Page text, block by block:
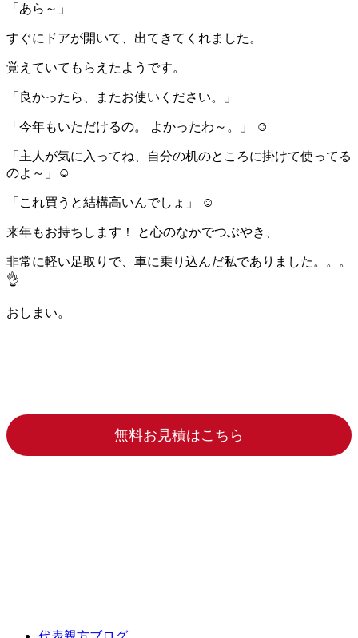
「あら～」
すぐにドアが開いて、出てきてくれました。
覚えていてもらえたようです。
「良かったら、またお使いください。」
「今年もいただけるの。 よかったわ～。」 ☺️
「主人が気に入ってね、自分の机のところに掛けて使ってる
のよ～」☺️
「これ買うと結構高いんでしょ」 ☺️
来年もお持ちします！ と心のなかでつぶやき、
非常に軽い足取りで、車に乗り込んだ私でありました。。。
👌
おしまい。
無料お見積はこちら